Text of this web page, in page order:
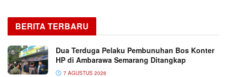
BERITA TERBARU
Dua Terduga Pelaku Pembunuhan Bos Konter
HP di Ambarawa Semarang Ditangkap
7 AGUSTUS 2026